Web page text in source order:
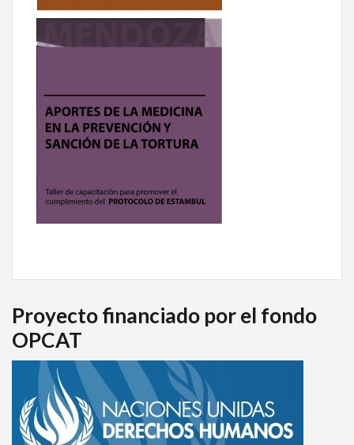
Proyecto financiado por el fondo
OPCAT